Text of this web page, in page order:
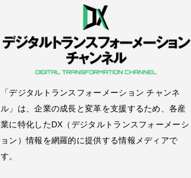
「デジタルトランスフォーメーション チャンネ
ル」は、企業の成長と変革を支援するため、各産
業に特化したDX（デジタルトランスフォーメーシ
ョン）情報を網羅的に提供する情報メディアで
す。